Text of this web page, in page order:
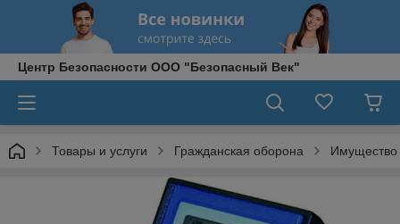
Центр Безопасности ООО "Безопасный Век"
Товары и услуги Гражданская оборона Имущество